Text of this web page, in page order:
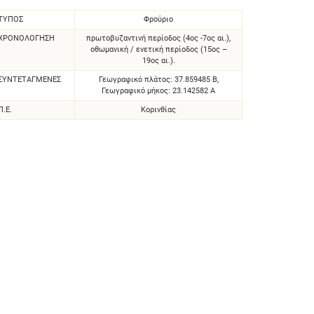
Φρούριο
πρωτοβυζαντινή περίοδος (4ος -7ος αι.),
οθωμανική / ενετική περίοδος (15ος –
19ος αι.).
Γεωγραφικό πλάτος: 37.859485 Β,
Γεωγραφικό μήκος: 23.142582 Α
Π.Ε. Κορινθίας